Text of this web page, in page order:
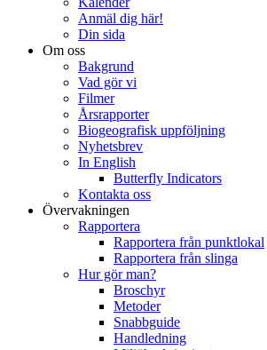
Anmäl dig här!
Din sida
Om oss
Bakgrund
Vad gör vi
Filmer
Årsrapporter
Biogeografisk uppföljning
Nyhetsbrev
In English
Butterfly Indicators
Kontakta oss
Övervakningen
Rapportera
Rapportera från punktlokal
Rapportera från slinga
Hur gör man?
Broschyr
Metoder
Snabbguide
Handledning